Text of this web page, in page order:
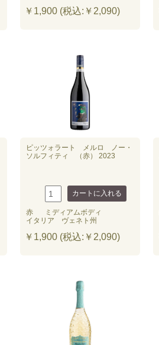
￥1,900 (税込:￥2,090)
ピッツォラート メルロ ノー・
ソルフィティ （赤） 2023
赤
ミディアムボディ
イタリア ヴェネト州
￥1,900 (税込:￥2,090)